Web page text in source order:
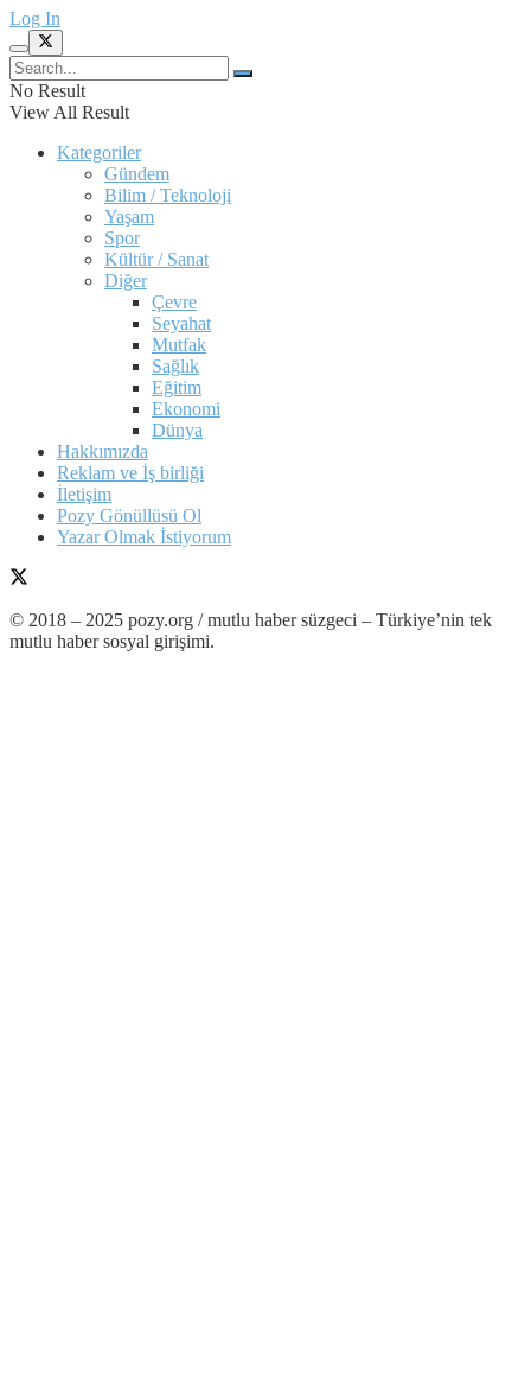
Log In
No Result
View All Result
Kategoriler
Gündem
Bilim / Teknoloji
Yaşam
Spor
Kültür / Sanat
Diğer
Çevre
Seyahat
Mutfak
Sağlık
Eğitim
Ekonomi
Dünya
Hakkımızda
Reklam ve İş birliği
İletişim
Pozy Gönüllüsü Ol
Yazar Olmak İstiyorum
© 2018 – 2025 pozy.org / mutlu haber süzgeci – Türkiye’nin tek
mutlu haber sosyal girişimi.